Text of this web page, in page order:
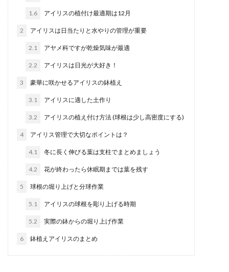
1.6 アイリスの植付け最適期は12月
2 アイリスは日当たりと水やりの管理が重要
2.1 アヤメ科ですが乾燥気味が最適
2.2 アイリスは日光が大好き！
3 豪華に咲かせるアイリスの鉢植え
3.1 アイリスに適した土作り
3.2 アイリスの植え付け方法 (球根は少し高密度にする)
4 アイリス管理で大切なポイントは？
4.1 冬に長く伸びる葉は支柱でまとめましょう
4.2 花が終わったら休眠期までは葉を残す
5 球根の堀り上げと分球作業
5.1 アイリスの球根を彫り上げる時期
5.2 実際の鉢からの堀り上げ作業
6 鉢植えアイリスのまとめ